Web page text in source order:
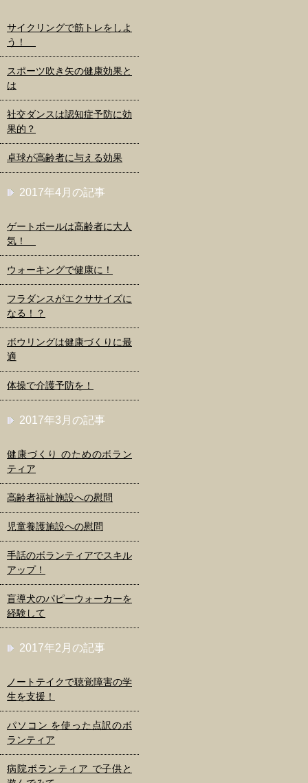
サイクリングで筋トレをしよ
う！
スポーツ吹き矢の健康効果と
は
社交ダンスは認知症予防に効
果的？
卓球が高齢者に与える効果
2017年4月の記事
ゲートボールは高齢者に大人
気！
ウォーキングで健康に！
フラダンスがエクササイズに
なる！？
ボウリングは健康づくりに最
適
体操で介護予防を！
2017年3月の記事
健康づくり のためのボラン
ティア
高齢者福祉施設への慰問
児童養護施設への慰問
手話のボランティアでスキル
アップ！
盲導犬のパピーウォーカーを
経験して
2017年2月の記事
ノートテイクで聴覚障害の学
生を支援！
パソコン を使った点訳のボ
ランティア
病院ボランティア で子供と